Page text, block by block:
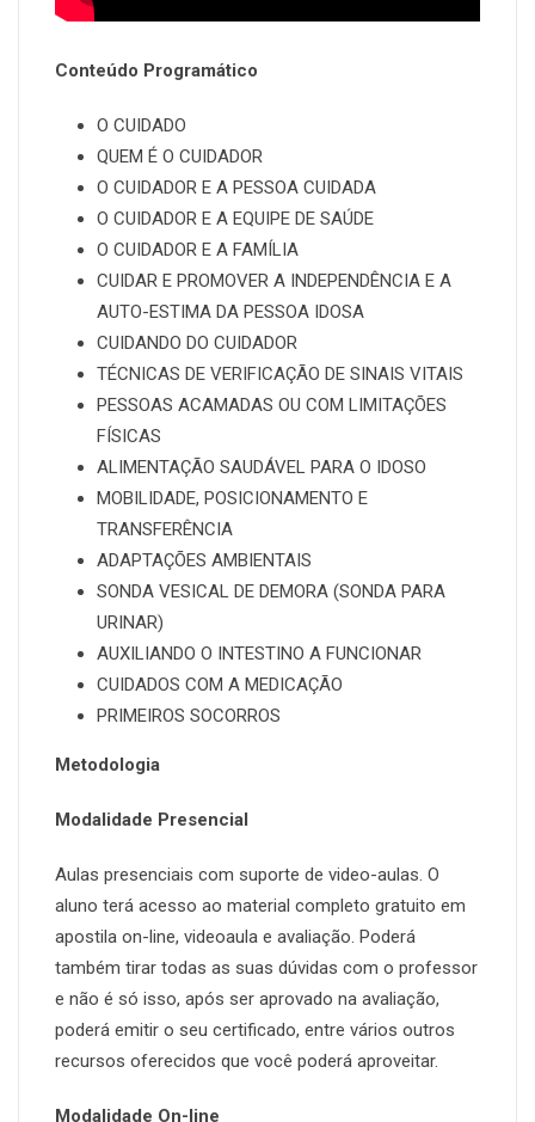
Conteúdo Programático
O CUIDADO
QUEM É O CUIDADOR
O CUIDADOR E A PESSOA CUIDADA
O CUIDADOR E A EQUIPE DE SAÚDE
O CUIDADOR E A FAMÍLIA
CUIDAR E PROMOVER A INDEPENDÊNCIA E A
AUTO-ESTIMA DA PESSOA IDOSA
CUIDANDO DO CUIDADOR
TÉCNICAS DE VERIFICAÇÃO DE SINAIS VITAIS
PESSOAS ACAMADAS OU COM LIMITAÇÕES
FÍSICAS
ALIMENTAÇÃO SAUDÁVEL PARA O IDOSO
MOBILIDADE, POSICIONAMENTO E
TRANSFERÊNCIA
ADAPTAÇÕES AMBIENTAIS
SONDA VESICAL DE DEMORA (SONDA PARA
URINAR)
AUXILIANDO O INTESTINO A FUNCIONAR
CUIDADOS COM A MEDICAÇÃO
PRIMEIROS SOCORROS
Metodologia
Modalidade Presencial
Aulas presenciais com suporte de video-aulas. O
aluno terá acesso ao material completo gratuito em
apostila on-line, videoaula e avaliação. Poderá
também tirar todas as suas dúvidas com o professor
e não é só isso, após ser aprovado na avaliação,
poderá emitir o seu certificado, entre vários outros
recursos oferecidos que você poderá aproveitar.
Modalidade On-line